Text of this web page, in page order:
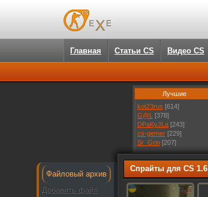
Главная Статьи CS Видео CS
Лучшие
kot23rus [614]
G@L
[378]
DPaKyJLa[243]
cs-gemer[229]
Sr_Grin[207]
Файловый архив
Добавить файл
Спрайты для CS 1.6